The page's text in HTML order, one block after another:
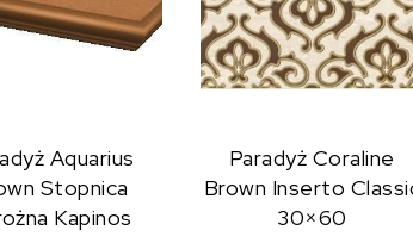
Aquarius
Stopnica
Kapinos
Paradyż Coraline
Brown Inserto
30×60